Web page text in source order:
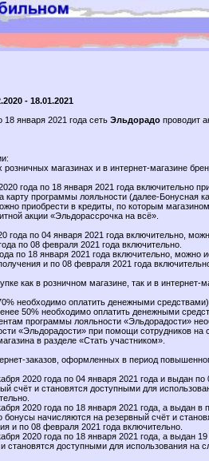
- 18.01.2021
18 января 2021 года сеть Эльдорадо проводит
розничных магазинах и в интернет-магазине
года по 18 января 2021 года включительно
карту программы лояльности (далее-Бонусная
приобрести в кредиты, по которым
акции «Эльдорассрочка на всё».
года по 04 января 2021 года включительно,
по 08 февраля 2021 года включительно.
по 18 января 2021 года включительно, можно
и по 08 февраля 2021 года
как в розничном магазине, так и в интернет-
необходимо оплатить денежными средствами).
50% необходимо оплатить денежными
программы лояльности «Эльдорадости»
«Эльдорадости» при помощи сотрудников на
в разделе «Стать участником».
заказов, оформленных в период
2020 года по 04 января 2021 года и выдан по
счёт и становятся доступными для
2020 года по 18 января 2021 года, а выдан в
бонусы начисляются на резервный счёт и
и по 08 февраля 2021 года включительно.
2020 года по 18 января 2021 года, а выдан
становятся доступными для использования на